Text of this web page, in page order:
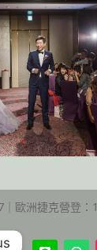
歐洲捷克營登：